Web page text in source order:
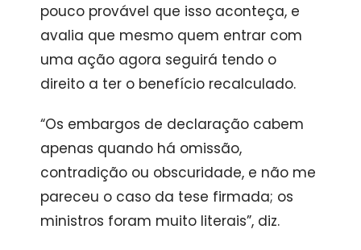
pouco provável que isso aconteça, e
avalia que mesmo quem entrar com
uma ação agora seguirá tendo o
direito a ter o benefício recalculado.
“Os embargos de declaração cabem
apenas quando há omissão,
contradição ou obscuridade, e não me
pareceu o caso da tese firmada; os
ministros foram muito literais”, diz.